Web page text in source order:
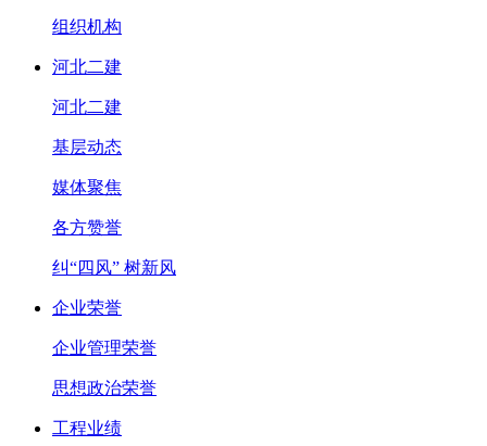
组织机构
河北二建
河北二建
基层动态
媒体聚焦
各方赞誉
纠“四风” 树新风
企业荣誉
企业管理荣誉
思想政治荣誉
工程业绩